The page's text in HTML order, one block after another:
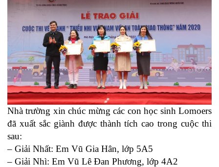
Nhà trường xin chúc mừng các con học sinh Lomoers
đã xuất sắc giành được thành tích cao trong cuộc thi
sau:
– Giải Nhất: Em Vũ Gia Hân, lớp 5A5
– Giải Nhì: Em Vũ Lê Đan Phương, lớp 4A2